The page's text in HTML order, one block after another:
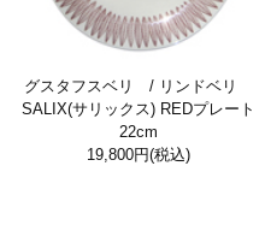
グスタフスベリ / リンドベリ
SALIX(サリックス) REDプレート
22cm
19,800円(税込)